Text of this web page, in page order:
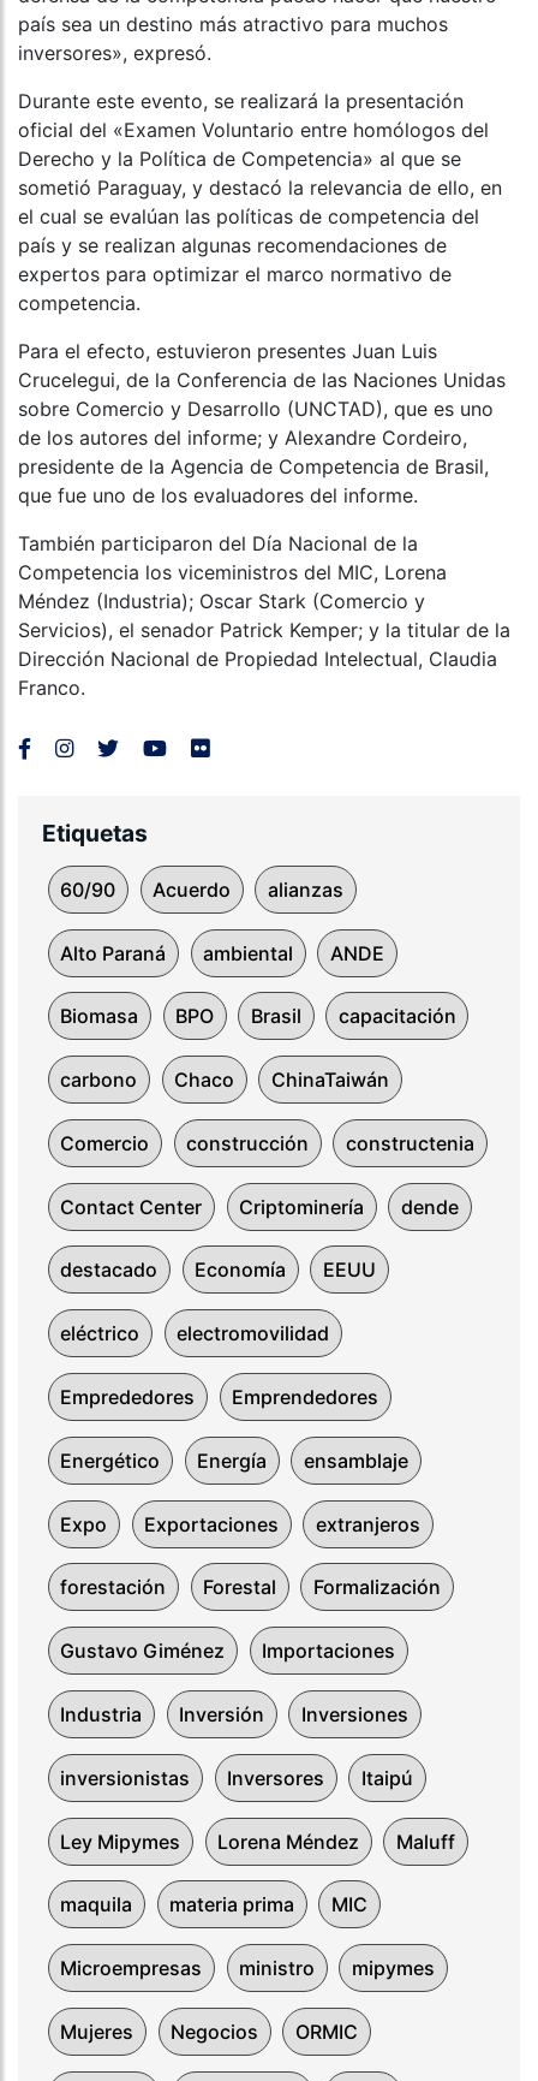
país sea un destino más atractivo para muchos
inversores», expresó.
Durante este evento, se realizará la presentación
oficial del «Examen Voluntario entre homólogos del
Derecho y la Política de Competencia» al que se
sometió Paraguay, y destacó la relevancia de ello, en
el cual se evalúan las políticas de competencia del
país y se realizan algunas recomendaciones de
expertos para optimizar el marco normativo de
competencia.
Para el efecto, estuvieron presentes Juan Luis
Crucelegui, de la Conferencia de las Naciones Unidas
sobre Comercio y Desarrollo (UNCTAD), que es uno
de los autores del informe; y Alexandre Cordeiro,
presidente de la Agencia de Competencia de Brasil,
que fue uno de los evaluadores del informe.
También participaron del Día Nacional de la
Competencia los viceministros del MIC, Lorena
Méndez (Industria); Oscar Stark (Comercio y
Servicios), el senador Patrick Kemper; y la titular de la
Dirección Nacional de Propiedad Intelectual, Claudia
Franco.
Etiquetas
60/90 Acuerdo alianzas
Alto Paraná ambiental ANDE
Biomasa BPO Brasil capacitación
carbono Chaco ChinaTaiwán
Comercio construcción constructenia
Contact Center Criptominería dende
destacado Economía EEUU
eléctrico electromovilidad
Emprededores Emprendedores
Energético Energía ensamblaje
Expo Exportaciones extranjeros
forestación Forestal Formalización
Gustavo Giménez Importaciones
Industria Inversión Inversiones
inversionistas Inversores Itaipú
Ley Mipymes Lorena Méndez Maluff
maquila materia prima MIC
Microempresas ministro mipymes
Mujeres Negocios ORMIC